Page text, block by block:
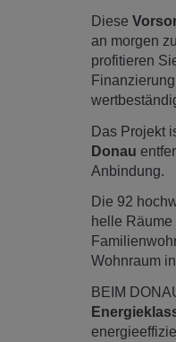
Diese
an morgen
profitieren
Das Projekt
Donau
Anbindung.
Die 92
helle
Wohnraum
BEIM